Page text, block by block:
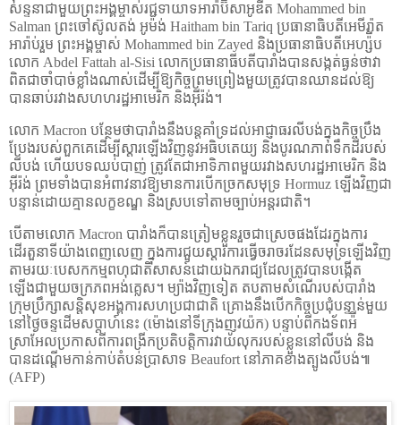
សន្ទនាជាមួយព្រះអង្គម្ចាស់រជ្ជទាយាទអារ៉ាប៊ីសាអូឌីត Mohammed bin
Salman ព្រះចៅស៊ូលតង់ អូម៉ង់ Haitham bin Tariq ប្រធានាធិបតីអេមីរ៉ាត
អារ៉ាប់រួម ព្រះអង្គម្ចាស់ Mohammed bin Zayed និងប្រធានាធិបតីអេហ្ស៉ីប
លោក Abdel Fattah al-Sisi លោកប្រធានាធីបតីបារាំងបានសង្កត់ធ្ងន់ថាវា
ពិតជាចាំបាច់ខ្លាំងណាស់ដើម្បីឱ្យកិច្ចព្រមព្រៀងមួយត្រូវបានឈានដល់ឱ្យ
បានឆាប់រវាងសហហរដ្ឋអាមេរិក និងអ៊ីរ៉ង់។
លោក Macron បន្ថែមថាបារាំងនឹងបន្តគាំទ្រដល់អាជ្ញាធរលីបង់ក្នុងកិច្ចប្រឹង
ប្រែងរបស់ពួកគេដើម្បីស្ដារឡើងវិញនូវអធិបតេយ្យ និងបូរណភាពទឹកដីរបស់
លីបង់ ហើយបទឈប់បាញ់ ត្រូវតែជាអាទិភាពមួយរវាងសហរដ្ឋអាមេរិក និង
អ៊ីរ៉ង់ ព្រមទាំងបានអំពាវនាវឱ្យមានការបើកច្រកសមុទ្រ Hormuz ឡើងវិញជា
បន្ទាន់ដោយគ្មានលក្ខខណ្ឌ និងស្របទៅតាមច្បាប់អន្តរជាតិ។
បើតាមលោក Macron បារាំងក៏បានត្រៀមខ្លួនរួចជាស្រេចផងដែរក្នុងការ
ដើរតួនាទីយ៉ាងពេញលេញ ក្នុងការជួយស្ដារការធ្វើចរាចរដែនសមុទ្រឡើងវិញ
តាមរយៈបេសកកម្មពហុជាតិសាសន៍ដោយឯករាជ្យដែលត្រូវបានបង្កើត
ឡើងជាមួយចក្រភពអង់គ្លេស។ ម្យ៉ាងវិញទៀត តបតាមសំណើរបស់បារាំង
ក្រុមប្រឹក្សាសន្តិសុខអង្គការសហប្រជាជាតិ គ្រោងនឹងបើកកិច្ចប្រជុំបន្ទាន់មួយ
នៅថ្ងៃចន្ទដើមសប្ដាហ៍នេះ (ម៉ោងនៅទីក្រុងញូវយ៉ក) បន្ទាប់ពីកងទ័ពអ៉ី
ស្រាអែលប្រកាសពីការពង្រីកប្រតិបត្តិការវាយលុករបស់ខ្លួននៅលីបង់ និង
បានដណ្ដើមកាន់កាប់តំបន់ប្រាសាទ Beaufort នៅភាគខាងត្បូងលីបង់៕
(AFP)